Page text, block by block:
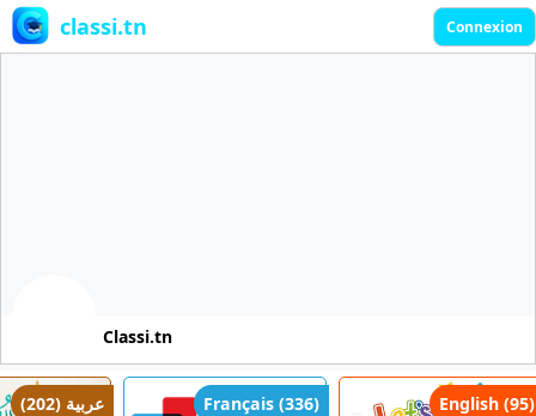
classi.tn Connexion
Classi.tn
عربية (202) Français (336) English (95)